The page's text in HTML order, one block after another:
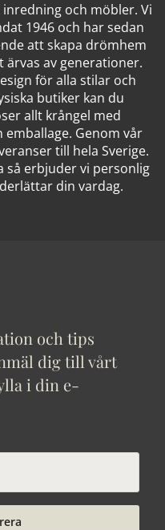
och möbler. Vi
1946 och har sedan
att skapa drömhem
av generationer.
för alla stilar och
butiker kan du
allt krångel med
Genom vår
till hela Sverige.
så erbjuder vi personlig
din vardag.
och tips
dig till vårt
i din e-